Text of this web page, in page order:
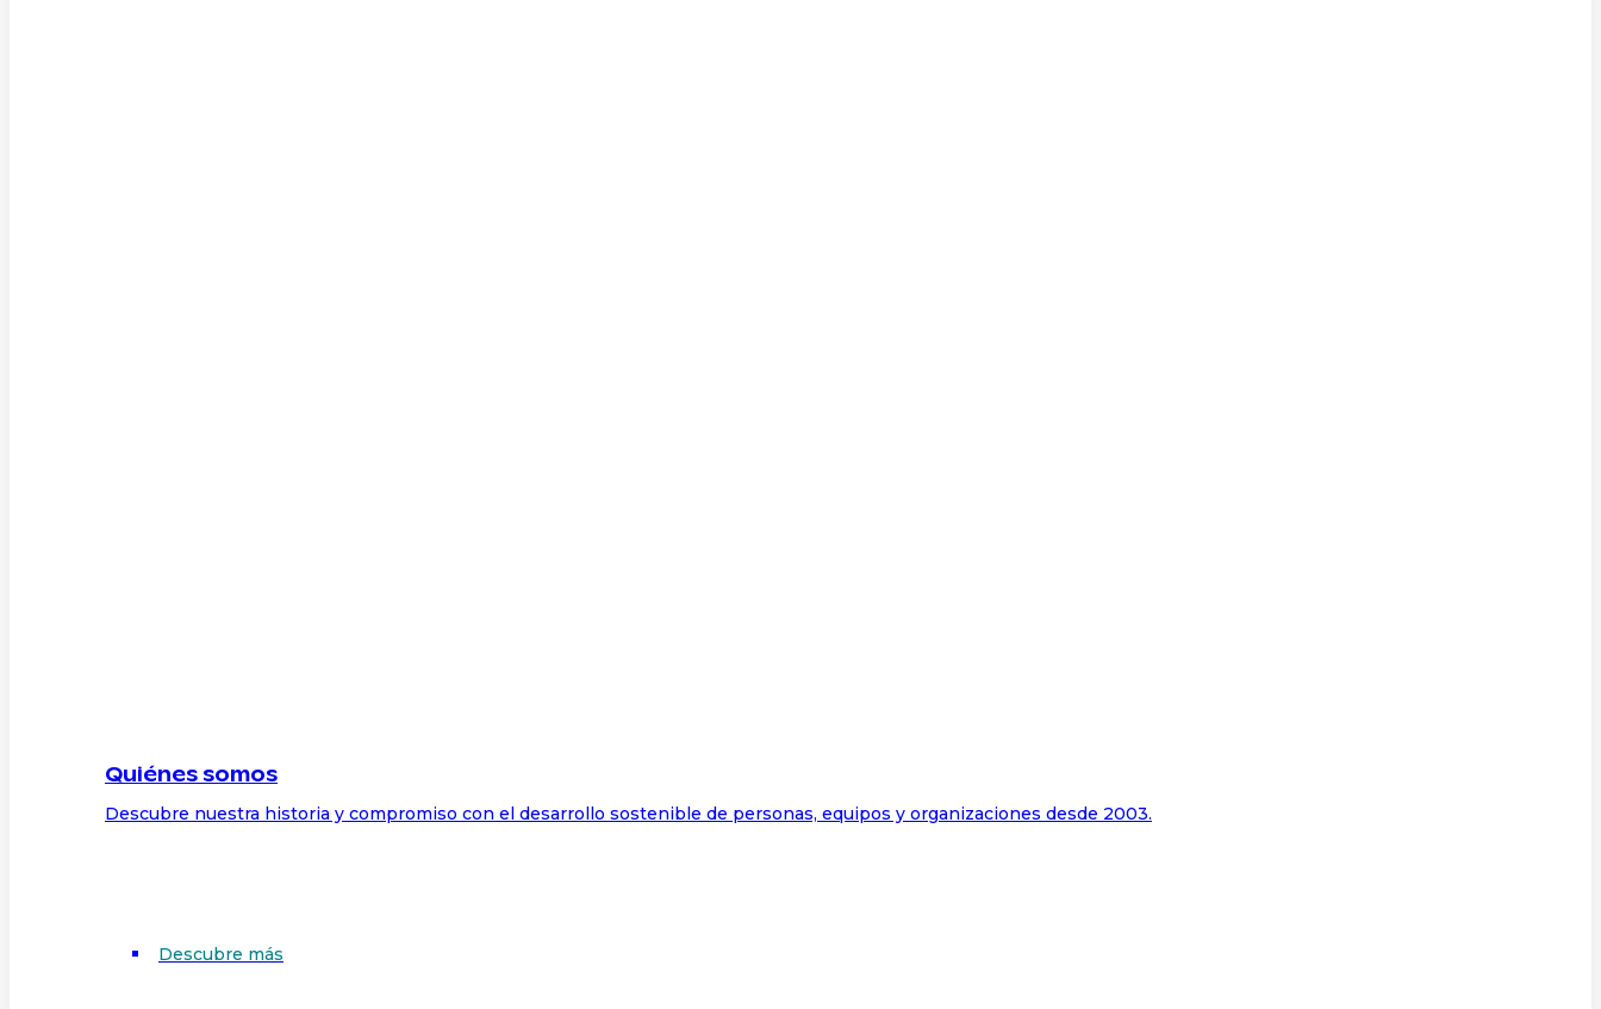
Quiénes somos
Descubre nuestra historia y compromiso con el desarrollo sostenible de personas, equipos y organizaciones desde 2003.
Descubre más